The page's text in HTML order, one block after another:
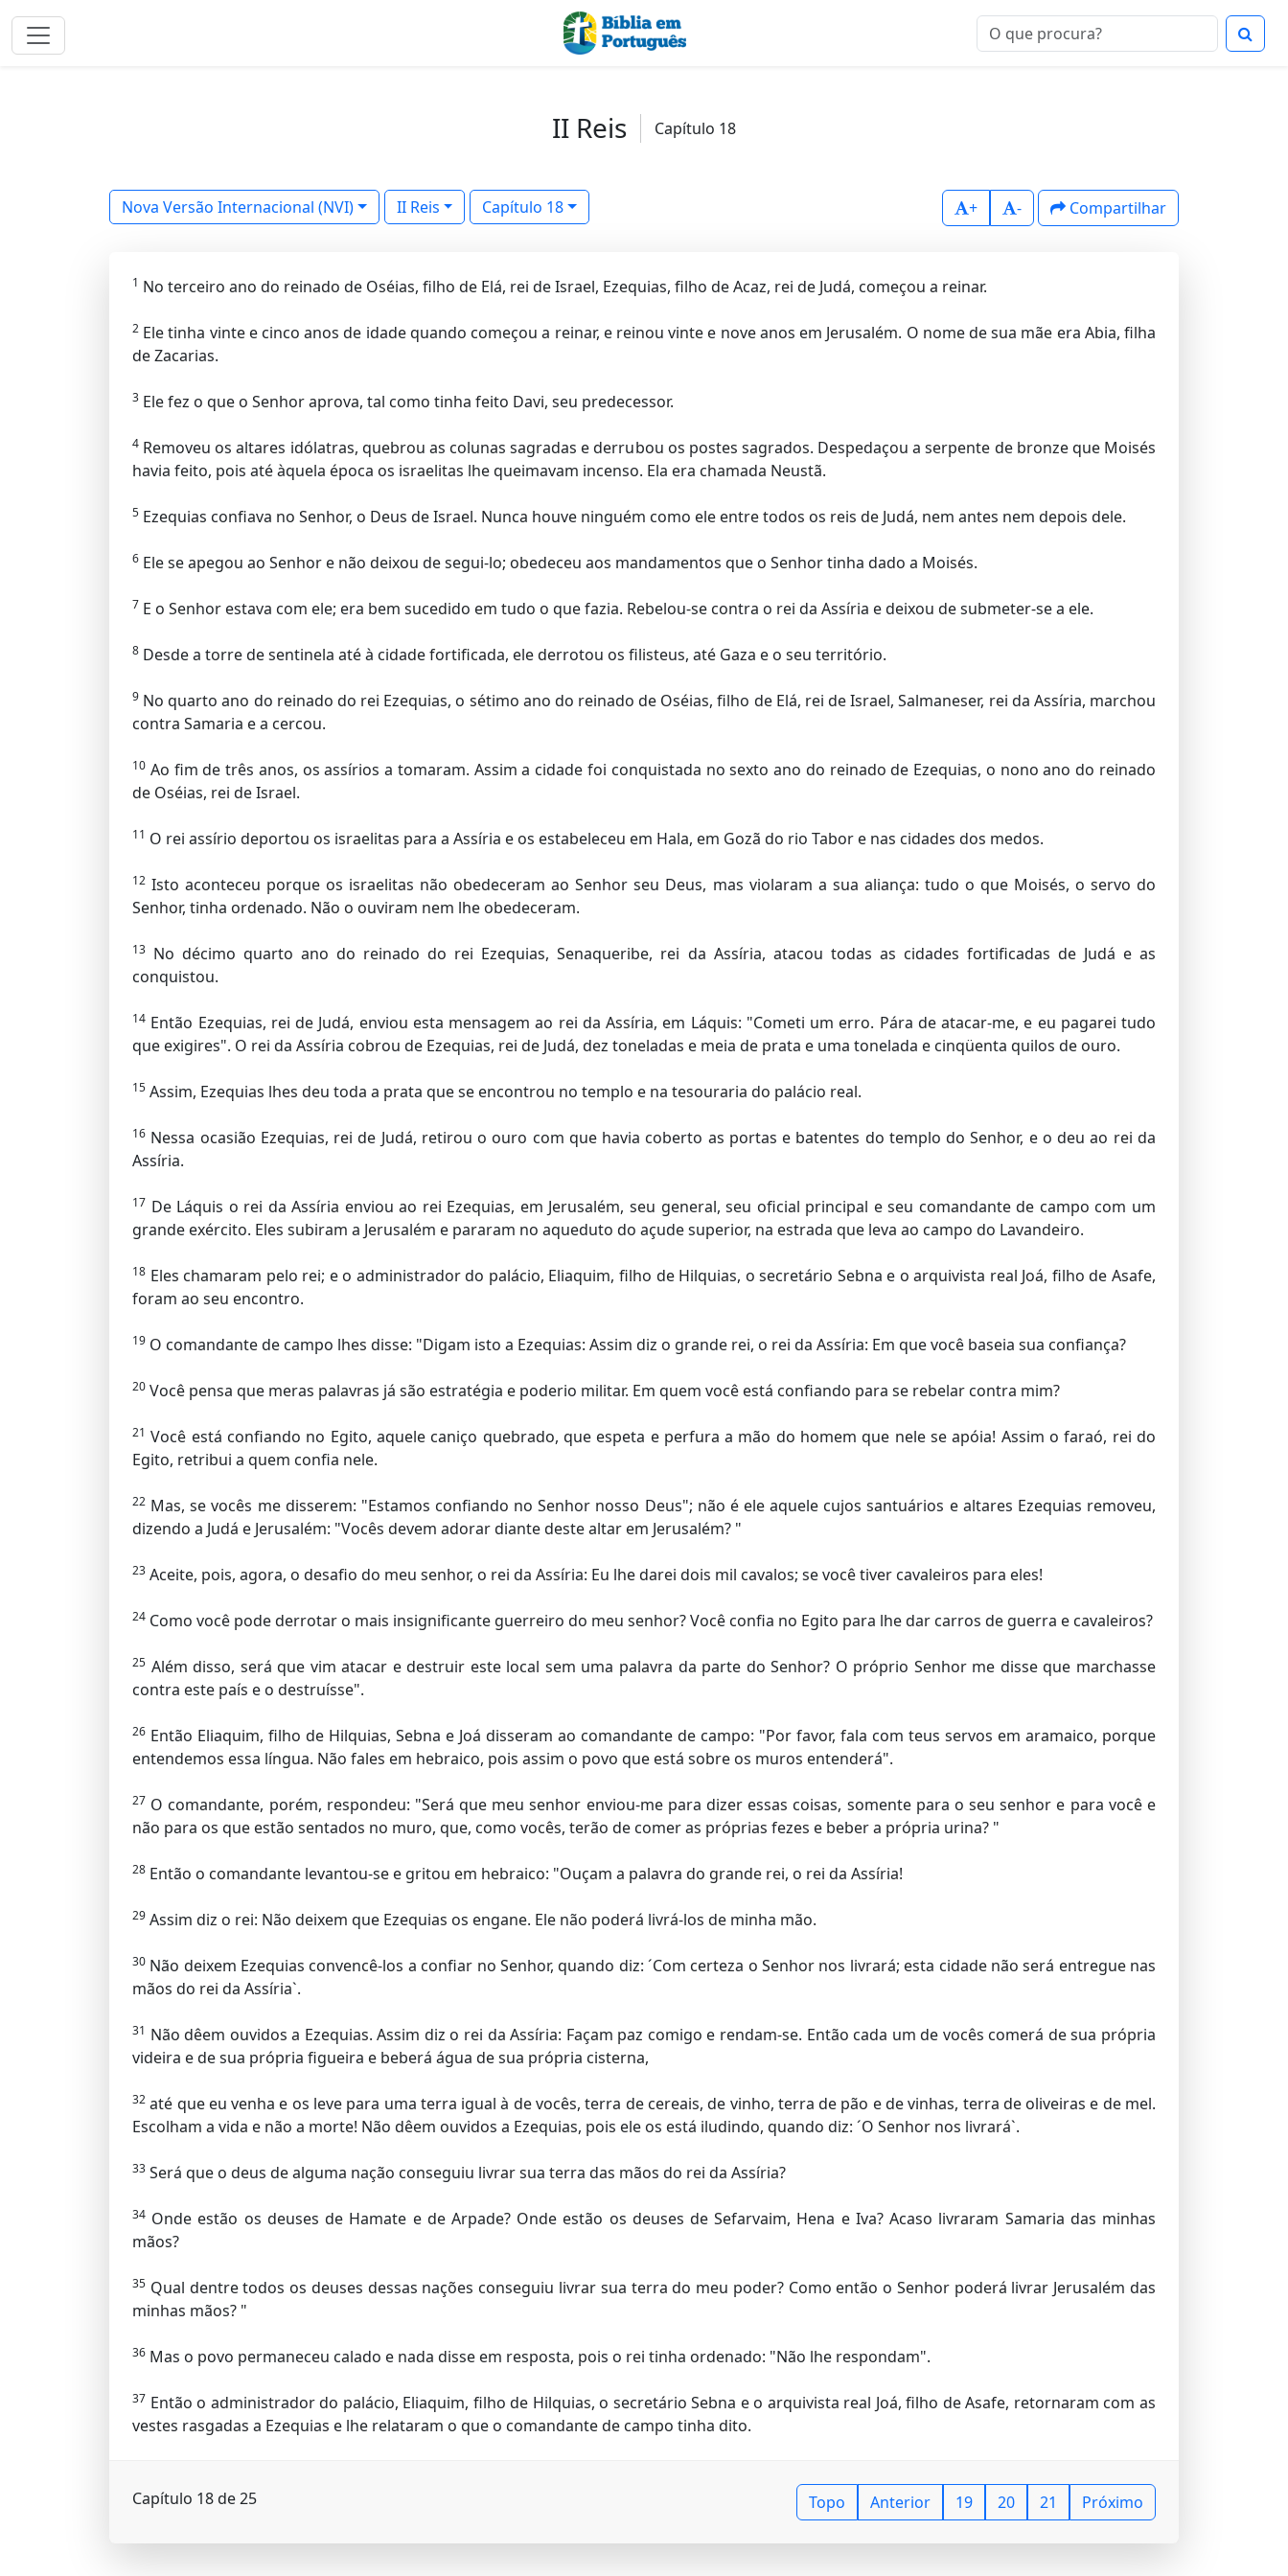
II Reis Capítulo 18
Nova Versão Internacional (NVI) II Reis Capítulo 18 + - Compartilhar
1 No terceiro ano do reinado de Oséias, filho de Elá, rei de Israel, Ezequias, filho de Acaz, rei de Judá, começou a reinar.
2 Ele tinha vinte e cinco anos de idade quando começou a reinar, e reinou vinte e nove anos em Jerusalém. O nome de sua mãe era Abia, filha
de Zacarias.
3 Ele fez o que o Senhor aprova, tal como tinha feito Davi, seu predecessor.
4 Removeu os altares idólatras, quebrou as colunas sagradas e derrubou os postes sagrados. Despedaçou a serpente de bronze que Moisés
havia feito, pois até àquela época os israelitas lhe queimavam incenso. Ela era chamada Neustã.
5 Ezequias confiava no Senhor, o Deus de Israel. Nunca houve ninguém como ele entre todos os reis de Judá, nem antes nem depois dele.
6 Ele se apegou ao Senhor e não deixou de segui-lo; obedeceu aos mandamentos que o Senhor tinha dado a Moisés.
7 E o Senhor estava com ele; era bem sucedido em tudo o que fazia. Rebelou-se contra o rei da Assíria e deixou de submeter-se a ele.
8 Desde a torre de sentinela até à cidade fortificada, ele derrotou os filisteus, até Gaza e o seu território.
9 No quarto ano do reinado do rei Ezequias, o sétimo ano do reinado de Oséias, filho de Elá, rei de Israel, Salmaneser, rei da Assíria, marchou
contra Samaria e a cercou.
10 Ao fim de três anos, os assírios a tomaram. Assim a cidade foi conquistada no sexto ano do reinado de Ezequias, o nono ano do reinado
de Oséias, rei de Israel.
11 O rei assírio deportou os israelitas para a Assíria e os estabeleceu em Hala, em Gozã do rio Tabor e nas cidades dos medos.
12 Isto aconteceu porque os israelitas não obedeceram ao Senhor seu Deus, mas violaram a sua aliança: tudo o que Moisés, o servo do
Senhor, tinha ordenado. Não o ouviram nem lhe obedeceram.
13 No décimo quarto ano do reinado do rei Ezequias, Senaqueribe, rei da Assíria, atacou todas as cidades fortificadas de Judá e as
conquistou.
14 Então Ezequias, rei de Judá, enviou esta mensagem ao rei da Assíria, em Láquis: "Cometi um erro. Pára de atacar-me, e eu pagarei tudo
que exigires". O rei da Assíria cobrou de Ezequias, rei de Judá, dez toneladas e meia de prata e uma tonelada e cinqüenta quilos de ouro.
15 Assim, Ezequias lhes deu toda a prata que se encontrou no templo e na tesouraria do palácio real.
16 Nessa ocasião Ezequias, rei de Judá, retirou o ouro com que havia coberto as portas e batentes do templo do Senhor, e o deu ao rei da
Assíria.
17 De Láquis o rei da Assíria enviou ao rei Ezequias, em Jerusalém, seu general, seu oficial principal e seu comandante de campo com um
grande exército. Eles subiram a Jerusalém e pararam no aqueduto do açude superior, na estrada que leva ao campo do Lavandeiro.
18 Eles chamaram pelo rei; e o administrador do palácio, Eliaquim, filho de Hilquias, o secretário Sebna e o arquivista real Joá, filho de Asafe,
foram ao seu encontro.
19 O comandante de campo lhes disse: "Digam isto a Ezequias: Assim diz o grande rei, o rei da Assíria: Em que você baseia sua confiança?
20 Você pensa que meras palavras já são estratégia e poderio militar. Em quem você está confiando para se rebelar contra mim?
21 Você está confiando no Egito, aquele caniço quebrado, que espeta e perfura a mão do homem que nele se apóia! Assim o faraó, rei do
Egito, retribui a quem confia nele.
22 Mas, se vocês me disserem: "Estamos confiando no Senhor nosso Deus"; não é ele aquele cujos santuários e altares Ezequias removeu,
dizendo a Judá e Jerusalém: "Vocês devem adorar diante deste altar em Jerusalém? "
23 Aceite, pois, agora, o desafio do meu senhor, o rei da Assíria: Eu lhe darei dois mil cavalos; se você tiver cavaleiros para eles!
24 Como você pode derrotar o mais insignificante guerreiro do meu senhor? Você confia no Egito para lhe dar carros de guerra e cavaleiros?
25 Além disso, será que vim atacar e destruir este local sem uma palavra da parte do Senhor? O próprio Senhor me disse que marchasse
contra este país e o destruísse".
26 Então Eliaquim, filho de Hilquias, Sebna e Joá disseram ao comandante de campo: "Por favor, fala com teus servos em aramaico, porque
entendemos essa língua. Não fales em hebraico, pois assim o povo que está sobre os muros entenderá".
27 O comandante, porém, respondeu: "Será que meu senhor enviou-me para dizer essas coisas, somente para o seu senhor e para você e
não para os que estão sentados no muro, que, como vocês, terão de comer as próprias fezes e beber a própria urina? "
28 Então o comandante levantou-se e gritou em hebraico: "Ouçam a palavra do grande rei, o rei da Assíria!
29 Assim diz o rei: Não deixem que Ezequias os engane. Ele não poderá livrá-los de minha mão.
30 Não deixem Ezequias convencê-los a confiar no Senhor, quando diz: ´Com certeza o Senhor nos livrará; esta cidade não será entregue nas
mãos do rei da Assíria`.
31 Não dêem ouvidos a Ezequias. Assim diz o rei da Assíria: Façam paz comigo e rendam-se. Então cada um de vocês comerá de sua própria
videira e de sua própria figueira e beberá água de sua própria cisterna,
32 até que eu venha e os leve para uma terra igual à de vocês, terra de cereais, de vinho, terra de pão e de vinhas, terra de oliveiras e de mel.
Escolham a vida e não a morte! Não dêem ouvidos a Ezequias, pois ele os está iludindo, quando diz: ´O Senhor nos livrará`.
33 Será que o deus de alguma nação conseguiu livrar sua terra das mãos do rei da Assíria?
34 Onde estão os deuses de Hamate e de Arpade? Onde estão os deuses de Sefarvaim, Hena e Iva? Acaso livraram Samaria das minhas
mãos?
35 Qual dentre todos os deuses dessas nações conseguiu livrar sua terra do meu poder? Como então o Senhor poderá livrar Jerusalém das
minhas mãos? "
36 Mas o povo permaneceu calado e nada disse em resposta, pois o rei tinha ordenado: "Não lhe respondam".
37 Então o administrador do palácio, Eliaquim, filho de Hilquias, o secretário Sebna e o arquivista real Joá, filho de Asafe, retornaram com as
vestes rasgadas a Ezequias e lhe relataram o que o comandante de campo tinha dito.
Capítulo 18 de 25 Topo Anterior 19 20 21 Próximo